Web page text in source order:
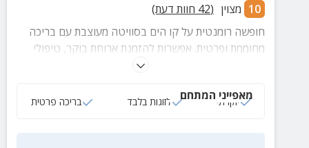
10 מצוין (
42 חוות דעת)
חופשה רומנטית על קו הים בסוויטה מעוצבת עם בריכה
מחוממת ופרטית. אפשרות להזמנת ארוחת בוקר, טיפולי
מאפייני המתחם
יוקרתי לזוגות בלבד בריכה פרטית